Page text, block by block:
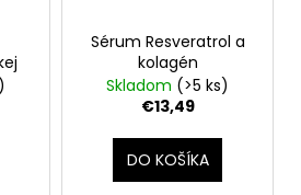
Sérum Resveratrol a
kolagén
Skladom (>5 ks)
€13,49
DO KOŠÍKA